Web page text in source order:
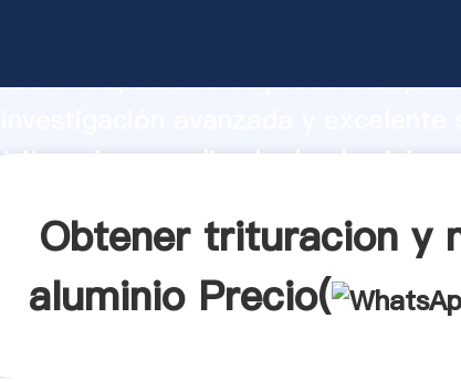
fuerte capacidad de producción,
trituracion y molienda de aluminio
Obtener trituracion y
aluminio Precio(